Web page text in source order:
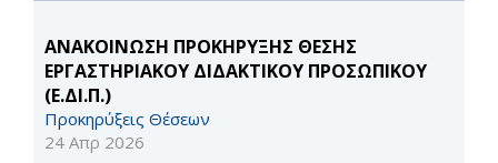
ΑΝΑΚΟΙΝΩΣΗ ΠΡΟΚΗΡΥΞΗΣ ΘΕΣΗΣ
ΕΡΓΑΣΤΗΡΙΑΚΟΥ ΔΙΔΑΚΤΙΚΟΥ ΠΡΟΣΩΠΙΚΟΥ
(Ε.ΔΙ.Π.)
Προκηρύξεις Θέσεων
24 Απρ 2026